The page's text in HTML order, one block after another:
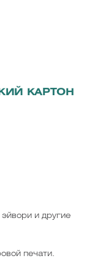
КАРТОН
и другие
печати.